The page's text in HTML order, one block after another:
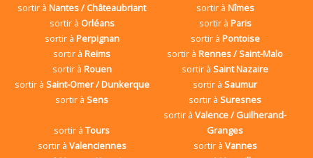
sortir àNantes / Châteaubriant sortir à Nîmes
sortir à Orléans sortir à Paris
sortir à Perpignan sortir à Pontoise
sortir àReims sortir àRennes / Saint-Malo
sortir à Rouen sortir àSaint Nazaire
sortir à Saint-Omer / Dunkerque sortir àSaumur
sortir àSens sortir àSuresnes
sortir àTours
sortir àValence / Guilherand-
Granges
sortir à Valenciennes sortir à Vannes